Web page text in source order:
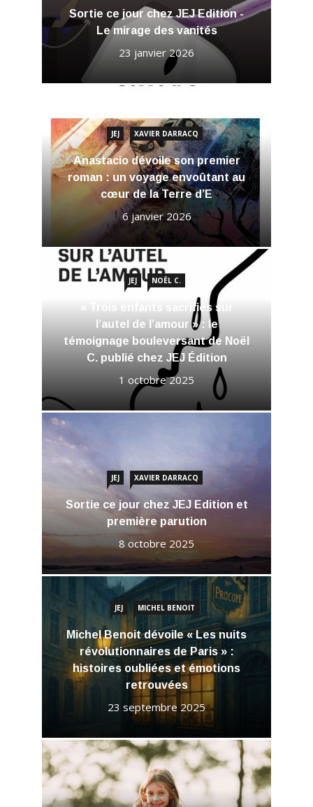
Sortie ce jour chez JEJ Edition -
Le mirage des vanités
23 janvier 2026
JEJ XAVIER DARRACQ
Anastacio dévoile son premier
roman : un voyage envoûtant au
cœur de la Terre d’E
6 janvier 2026
JEJ NOËL C.
« Trois enfants sacrifiés sur
l’autel de l’amour » : le
témoignage bouleversant de Noël
C. publié chez JEJ Édition
1 octobre 2025
JEJ XAVIER DARRACQ
Sortie ce jour chez JEJ Edition et
première parution
8 octobre 2025
JEJ MICHEL BENOIT
Michel Benoit dévoile « Les nuits
révolutionnaires de Paris » :
histoires oubliées et émotions
retrouvées
23 septembre 2025